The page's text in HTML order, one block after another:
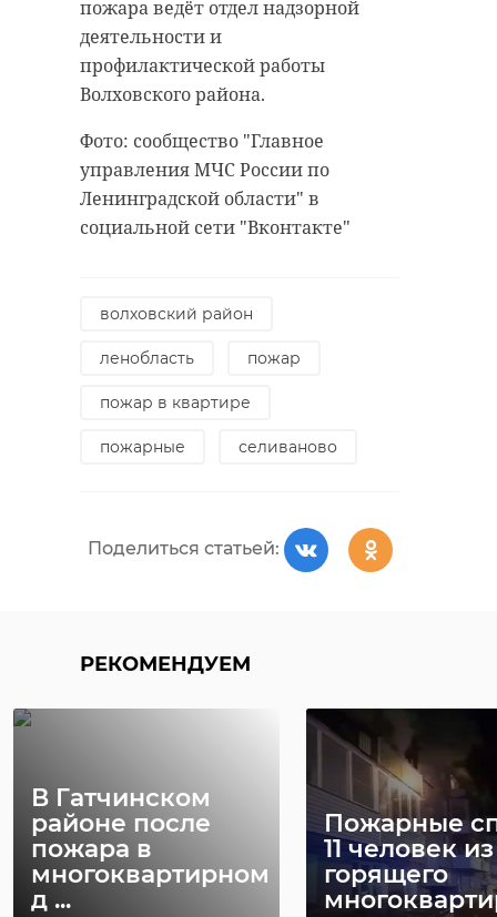
пожара ведёт отдел надзорной
деятельности и
профилактической работы
Волховского района.
Фото: сообщество "Главное
управления МЧС России по
Ленинградской области" в
социальной сети "Вконтакте"
волховский район
ленобласть пожар
пожар в квартире
пожарные селиваново
Поделиться статьей:
РЕКОМЕНДУЕМ
В Гатчинском
районе после
пожара в
многоквартирном
д ...
Пожарные
11 человек из
горящего
гатчинский район
добровольцы
реставрация усадьба
Поделиться статьей:
РЕКОМЕНДУЕМ
Хирург из
века
история
Поделиться статьей: